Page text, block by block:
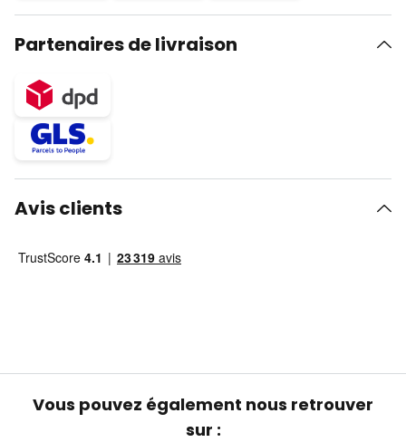
Partenaires de livraison
Avis clients
Vous pouvez également nous retrouver
sur :